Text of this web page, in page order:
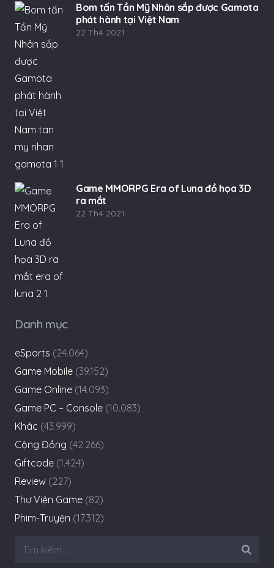
Bom tấn Tần Mỹ Nhân sắp được Gamota
phát hành tại Việt Nam
22 Th4 2021
Game MMORPG Era of Luna đồ họa 3D
ra mắt
22 Th4 2021
Danh mục
eSports (24.064)
Game Mobile (39.152)
Game Online (14.093)
Game PC – Console (10.083)
Khác (43.999)
Cộng Đồng (42.266)
Giftcode (1.424)
Review (227)
Thư Viện Game (82)
Phim-Truyện (17.312)
Tìm